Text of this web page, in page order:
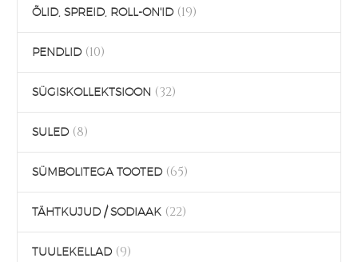
ÕLID, SPREID, ROLL-ON'ID (19)
PENDLID (10)
SÜGISKOLLEKTSIOON (32)
SULED (8)
SÜMBOLITEGA TOOTED (65)
TÄHTKUJUD / SODIAAK (22)
TUULEKELLAD (9)